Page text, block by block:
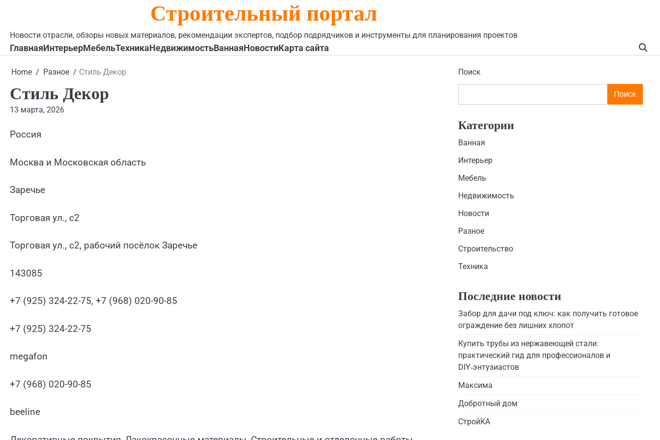
Строительный портал
Новости отрасли, обзоры новых материалов, рекомендации экспертов, подбор подрядчиков и инструменты для планирования проектов
ГлавнаяИнтерьерМебельТехникаНедвижимостьВаннаяНовостиКарта сайта
Home Разное Стиль Декор
Стиль Декор
13 марта, 2026
Россия
Москва и Московская область
Заречье
Торговая ул., с2
Торговая ул., с2, рабочий посёлок Заречье
143085
+7 (925) 324-22-75, +7 (968) 020-90-85
+7 (925) 324-22-75
megafon
+7 (968) 020-90-85
beeline
Поиск
Поиск
Категории
Ванная
Интерьер
Мебель
Недвижимость
Новости
Разное
Строительство
Техника
Последние новости
Забор для дачи под ключ: как получить готовое
ограждение без лишних хлопот
Купить трубы из нержавеющей стали:
практический гид для профессионалов и
DIY‑энтузиастов
Максима
Добротный дом
СтройКА